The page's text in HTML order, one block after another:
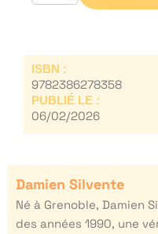
ISBN :
9782386278358
PUBLIÉ LE :
06/02/2026
Damien Silvente
Né à Grenoble, Damien
des années 1990, une